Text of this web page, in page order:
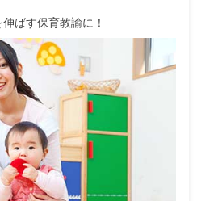
（管理職に就く方のみ支給）
4.4カ月分（初年度2.8カ月分）
担任業務なしの管理職に就いてくださ
中です。詳細はお問い合わせくださ
ばす保育教諭に！